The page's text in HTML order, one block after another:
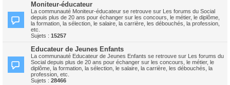
Moniteur-éducateur
La communauté Moniteur-éducateur se retrouve sur Les forums du Social
depuis plus de 20 ans pour échanger sur les concours, le métier, le diplôme,
la formation, la sélection, le salaire, la carrière, les débouchés, la profession,
etc.
Sujets : 15257
Educateur de Jeunes Enfants
La communauté Educateur de Jeunes Enfants se retrouve sur Les forums du
Social depuis plus de 20 ans pour échanger sur les concours, le métier, le
diplôme, la formation, la sélection, le salaire, la carrière, les débouchés, la
profession, etc.
Sujets : 28466